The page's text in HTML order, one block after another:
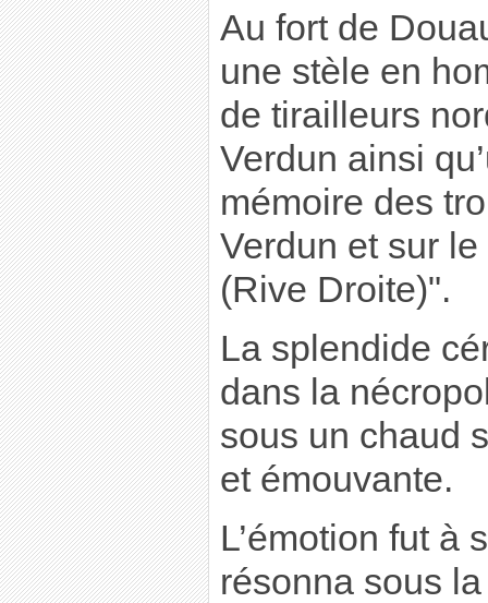
Au fort de
une stèle en
de tirailleurs
Verdun ainsi
mémoire des
Verdun et sur
(Rive Droite)".
La splendide
dans la
sous un chaud
et émouvante.
L’émotion fut à
résonna sous